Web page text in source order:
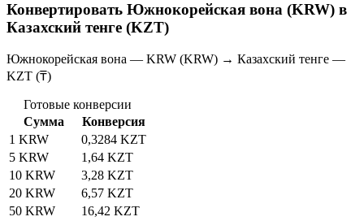
Конвертировать Южнокорейская вона (KRW) в
Казахский тенге (KZT)
Южнокорейская вона — KRW (KRW) → Казахский тенге —
KZT (₸)
Готовые конверсии
Сумма
Конверсия
1 KRW
0,3284 KZT
5 KRW
1,64 KZT
10 KRW
3,28 KZT
20 KRW
6,57 KZT
50 KRW
16,42 KZT